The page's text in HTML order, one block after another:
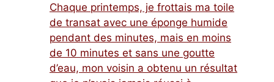
Chaque printemps, je frottais ma toile
de transat avec une éponge humide
pendant des minutes, mais en moins
de 10 minutes et sans une goutte
d’eau, mon voisin a obtenu un résultat